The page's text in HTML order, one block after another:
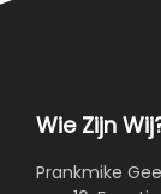
Wie Zijn
Prankmike